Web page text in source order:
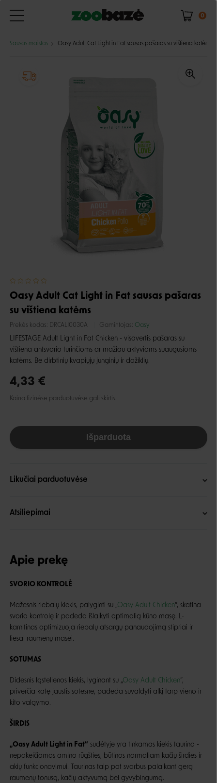
0
Sausas maistas Oasy Adult Cat Light in Fat sausas pašaras su vištiena katėms
Oasy Adult Cat Light in Fat sausas pašaras
su vištiena katėms
Prekės kodas: DRCALI0030A Gamintojas: Oasy
LIFESTAGE Adult Light in Fat Chicken - visavertis pašaras su
vištiena antsvorio turinčioms ar mažiau aktyvioms suaugusioms
katėms. Be dirbtinių kvapiųjų junginių ir dažiklių.
4,33 €
Kaina fizinėse parduotuvėse gali skirtis.
Išparduota
Likučiai parduotuvėse
Atsiliepimai
Apie prekę
SVORIO KONTROLĖ
Mažesnis riebalų kiekis, palyginti su „Oasy Adult Chicken“, skatina
svorio kontrolę ir padeda išlaikyti optimalią kūno masę. L-
karnitinas optimizuoja riebalų atsargų panaudojimą stipriai ir
liesai raumenų masei.
SOTUMAS
Didesnis ląstelienos kiekis, lyginant su „Oasy Adult Chicken“,
priverčia katę jaustis sotesne, padeda suvaldyti alkį tarp vieno ir
kito valgymo.
ŠIRDIS
„Oasy Adult Light in Fat“ sudėtyje yra tinkamas kiekis taurino -
nepakeičiamos amino rūgšties, būtinos normaliam kačių širdies ir
akių funkcionavimui. Taurinas taip pat svarbus palaikant gerą
raumenų tonusą, kačių aktyvumą bei gyvybingumą.